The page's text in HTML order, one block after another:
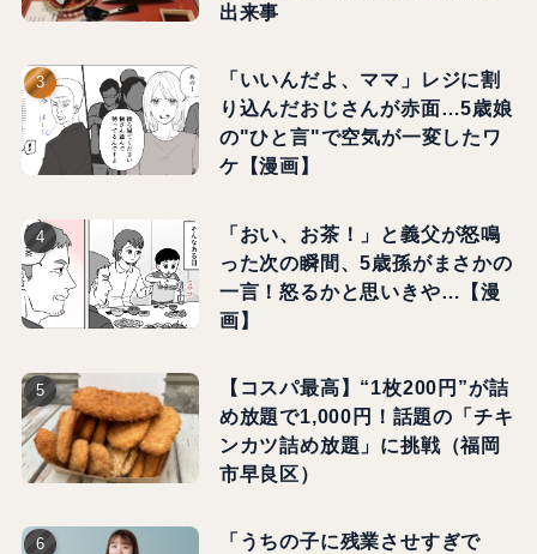
出来事
「いいんだよ、ママ」レジに割
り込んだおじさんが赤面…5歳娘
の"ひと言"で空気が一変したワ
ケ【漫画】
「おい、お茶！」と義父が怒鳴
った次の瞬間、5歳孫がまさかの
一言！怒るかと思いきや…【漫
画】
【コスパ最高】“1枚200円”が詰
め放題で1,000円！話題の「チキ
ンカツ詰め放題」に挑戦（福岡
市早良区）
「うちの子に残業させすぎで